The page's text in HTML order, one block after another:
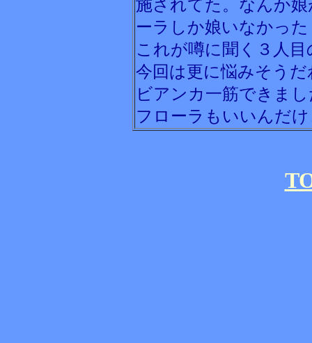
施されてた。なんか
ーラしか娘いなかっ
これが噂に聞く３人
今回は更に悩みそう
ビアンカ一筋できま
フローラもいいんだ